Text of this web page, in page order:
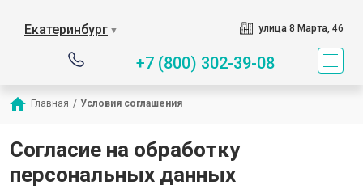
Екатеринбург ▼ улица 8 Марта, 46
+7 (800) 302-39-08
Главная / Условия соглашения
Согласие на обработку
персональных данных